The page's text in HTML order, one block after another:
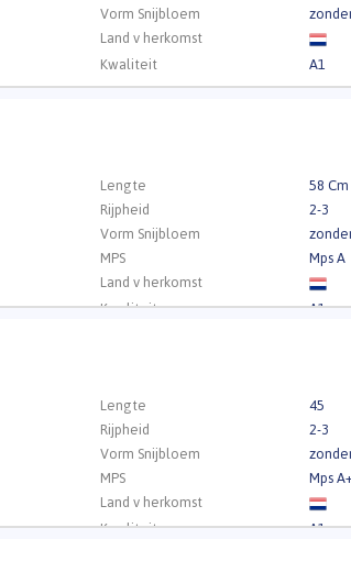
Vorm Snijbloem
Land v herkomst
Kwaliteit A1
Lengte
58 Cm
Rijpheid
2-3
Vorm Snijbloem
MPS
Mps A
Land v herkomst
Kwaliteit
A1
Lengte
45
Rijpheid
2-3
Vorm Snijbloem
MPS
Mps
Land v herkomst
Kwaliteit
A1